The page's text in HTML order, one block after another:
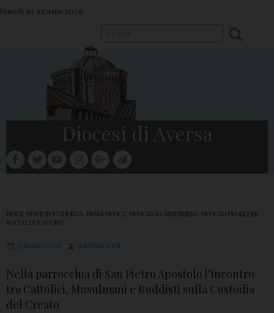
S
lunedì 10 agosto 2026
Diocesi di Aversa
NEWS NEWS IN EVIDENZA NEWS UFFICI UFFICIO ECUMENISMO UFFICIO PROBLEMI
SOCIALI E LAVORO
24 MARZO 2025 ADMINDIOCESI
Nella parrocchia di San Pietro Apostolo l’incontro
tra Cattolici, Musulmani e Buddisti sulla Custodia
del Creato